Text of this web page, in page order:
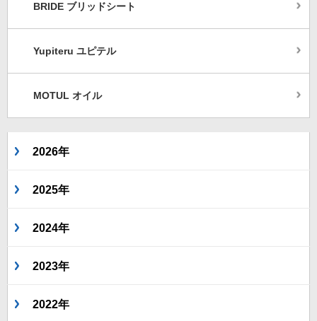
BRIDE ブリッドシート
Yupiteru ユピテル
MOTUL オイル
2026年
2025年
2024年
2023年
2022年